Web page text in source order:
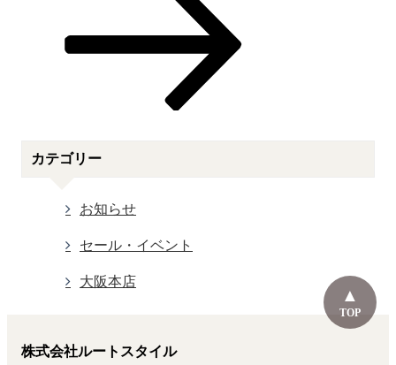
カテゴリー
お知らせ
セール・イベント
大阪本店
TOP
株式会社ルートスタイル